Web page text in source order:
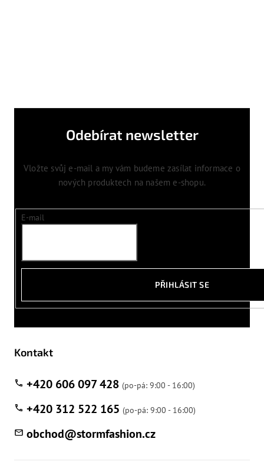
Odebírat newsletter
Vložte svůj e-mail a my vám budeme zasílat informace o
nových produktech na našem e-shopu.
E-mail
PŘIHLÁSIT SE
Kontakt
obchod@stormfashion.cz
+420 606 097 428
+420 312 522 165